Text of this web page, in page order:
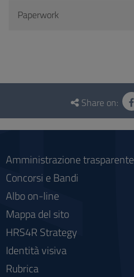
Paperwork
Questionnaire
social
Share on:
Amministrazione trasparente
Concorsi e Bandi
Albo on-line
Mappa del sito
HRS4R Strategy
Identità visiva
Rubrica